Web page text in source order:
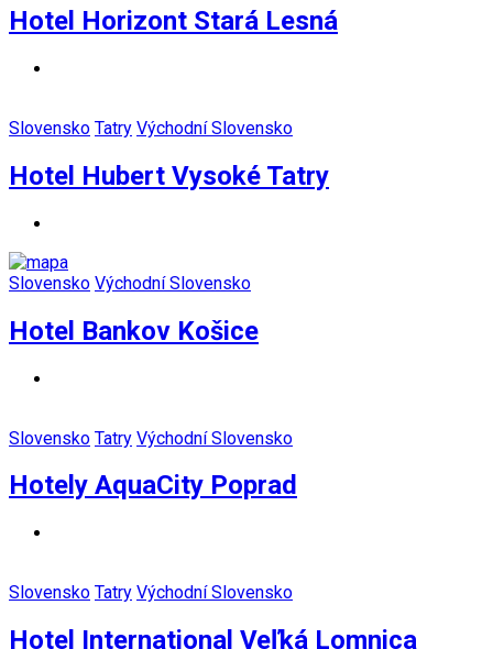
Hotel Horizont Stará Lesná
Slovensko Tatry Východní Slovensko
Hotel Hubert Vysoké Tatry
Slovensko Východní Slovensko
Hotel Bankov Košice
Slovensko Tatry Východní Slovensko
Hotely AquaCity Poprad
Slovensko Tatry Východní Slovensko
Hotel International Veľká Lomnica